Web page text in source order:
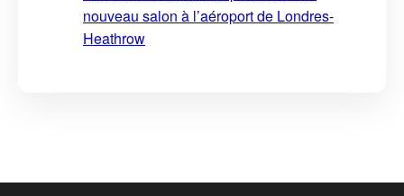
nouveau salon à l’aéroport de Londres-
Heathrow